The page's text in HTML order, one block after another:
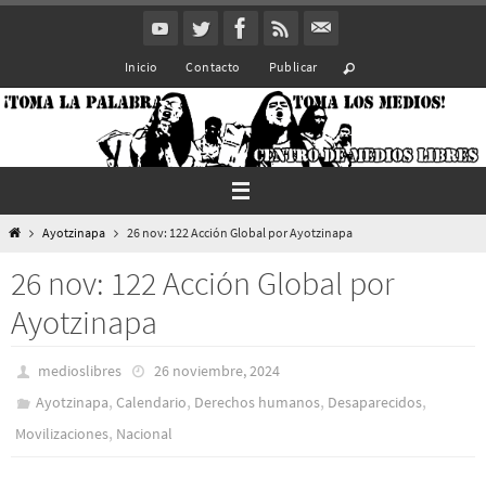
Inicio Contacto Publicar
InicioAyotzinapa 26 nov: 122 Acción Global por Ayotzinapa
26 nov: 122 Acción Global por
Ayotzinapa
medioslibres
26 noviembre, 2024
Ayotzinapa,Calendario, Derechos humanos, Desaparecidos,
Movilizaciones, Nacional